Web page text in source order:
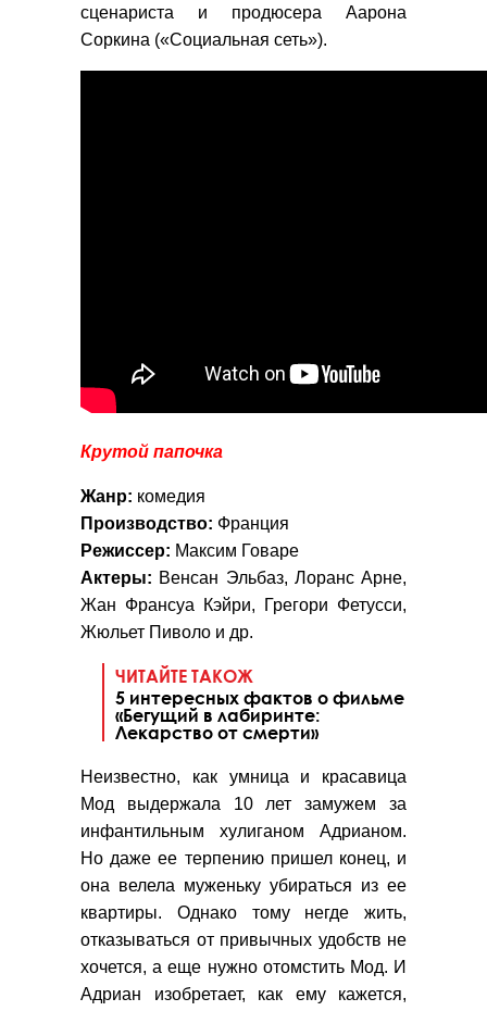
сценариста и продюсера Аарона
Соркина («Социальная сеть»).
Крутой папочка
Жанр: комедия
Производство: Франция
Режиссер: Максим Говаре
Актеры: Венсан Эльбаз, Лоранс Арне,
Жан Франсуа Кэйри, Грегори Фетусси,
Жюльет Пиволо и др.
ЧИТАЙТЕ ТАКОЖ
5 интересных фактов о фильме
«Бегущий в лабиринте:
Лекарство от смерти»
Неизвестно, как умница и красавица
Мод выдержала 10 лет замужем за
инфантильным хулиганом Адрианом.
Но даже ее терпению пришел конец, и
она велела муженьку убираться из ее
квартиры. Однако тому негде жить,
отказываться от привычных удобств не
хочется, а еще нужно отомстить Мод. И
Адриан изобретает, как ему кажется,